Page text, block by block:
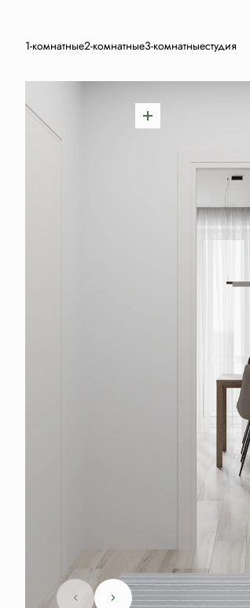
1-комнатные2-комнатные3-комнатныестудия